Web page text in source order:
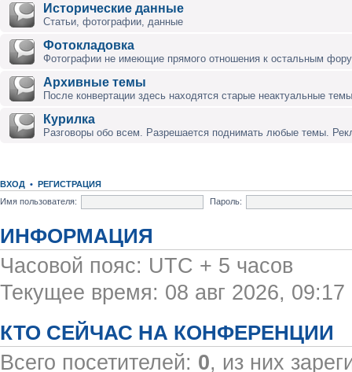
Исторические данные
Статьи, фотографии, данные
Фотокладовка
Фотографии не имеющие прямого отношения к остальным
Архивные темы
После конвертации здесь находятся старые неактуальные
Курилка
Разговоры обо всем. Разрешается поднимать любые темы.
ВХОД • РЕГИСТРАЦИЯ
Имя пользователя:
Пароль:
ИНФОРМАЦИЯ
Часовой пояс: UTC + 5 часов
Текущее время: 08 авг 2026, 09:17
КТО СЕЙЧАС НА КОНФЕРЕНЦИИ
Всего посетителей: 0, из них